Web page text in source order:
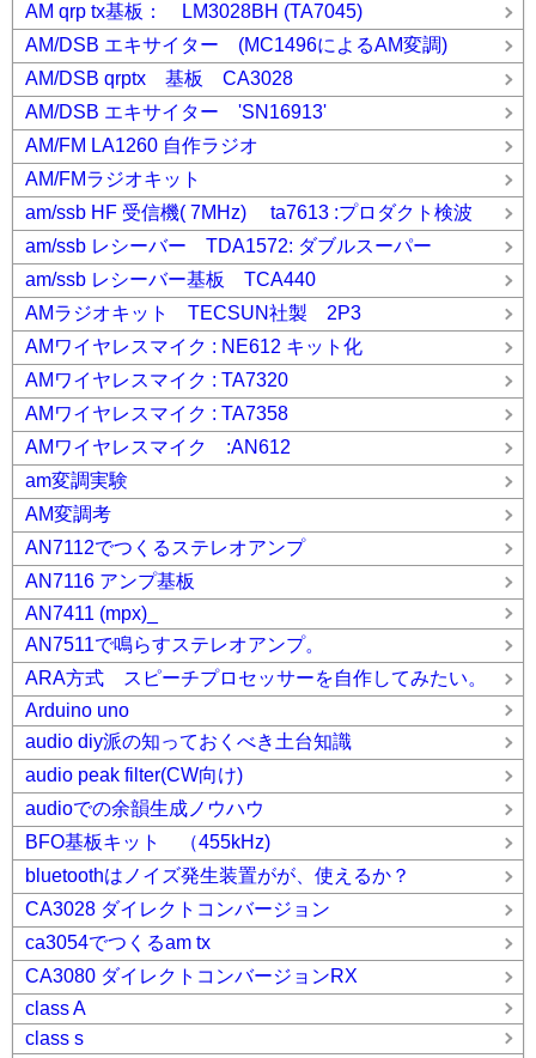
AM qrp tx基板： LM3028BH (TA7045)
AM/DSB エキサイター (MC1496によるAM変調)
AM/DSB qrptx 基板 CA3028
AM/DSB エキサイター 'SN16913'
AM/FM LA1260 自作ラジオ
AM/FMラジオキット
am/ssb HF 受信機( 7MHz) ta7613 :プロダクト検波
am/ssb レシーバー TDA1572: ダブルスーパー
am/ssb レシーバー基板 TCA440
AMラジオキット TECSUN社製 2P3
AMワイヤレスマイク : NE612 キット化
AMワイヤレスマイク : TA7320
AMワイヤレスマイク : TA7358
AMワイヤレスマイク :AN612
am変調実験
AM変調考
AN7112でつくるステレオアンプ
AN7116 アンプ基板
AN7411 (mpx)_
AN7511で鳴らすステレオアンプ。
ARA方式 スピーチプロセッサーを自作してみたい。
Arduino uno
audio diy派の知っておくべき土台知識
audio peak filter(CW向け)
audioでの余韻生成ノウハウ
BFO基板キット （455kHz)
bluetoothはノイズ発生装置がが、使えるか？
CA3028 ダイレクトコンバージョン
ca3054でつくるam tx
CA3080 ダイレクトコンバージョンRX
class A
class s